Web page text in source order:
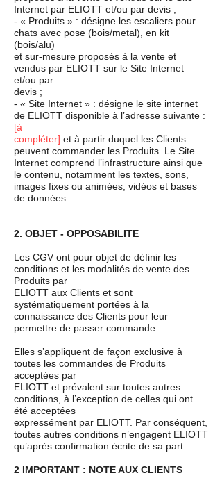
Internet par ELIOTT et/ou par devis ;
- « Produits » : désigne les escaliers pour
chats avec pose (bois/metal), en kit
(bois/alu)
et sur-mesure proposés à la vente et
vendus par ELIOTT sur le Site Internet
et/ou par
devis ;
- « Site Internet » : désigne le site internet
de ELIOTT disponible à l’adresse suivante :
[à
compléter] et à partir duquel les Clients
peuvent commander les Produits. Le Site
Internet comprend l’infrastructure ainsi que
le contenu, notamment les textes, sons,
images fixes ou animées, vidéos et bases
de données.
2. OBJET - OPPOSABILITE
Les CGV ont pour objet de définir les
conditions et les modalités de vente des
Produits par
ELIOTT aux Clients et sont
systématiquement portées à la
connaissance des Clients pour leur
permettre de passer commande.
Elles s’appliquent de façon exclusive à
toutes les commandes de Produits
acceptées par
ELIOTT et prévalent sur toutes autres
conditions, à l’exception de celles qui ont
été acceptées
expressément par ELIOTT. Par conséquent,
toutes autres conditions n’engagent ELIOTT
qu’après confirmation écrite de sa part.
2 IMPORTANT : NOTE AUX CLIENTS